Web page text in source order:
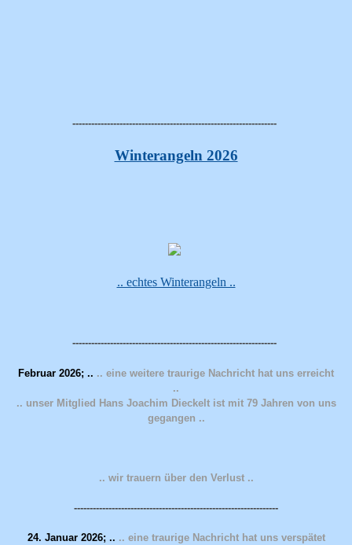
-----------------------------------------------------------------
Winterangeln 2026
.. echtes Winterangeln ..
-----------------------------------------------------------------
Februar 2026; .. .. eine weitere traurige Nachricht hat uns erreicht
..
.. unser Mitglied Hans Joachim Dieckelt ist mit 79 Jahren von uns
gegangen ..
.. wir trauern über den Verlust ..
-----------------------------------------------------------------
24. Januar 2026; .. .. eine traurige Nachricht hat uns verspätet